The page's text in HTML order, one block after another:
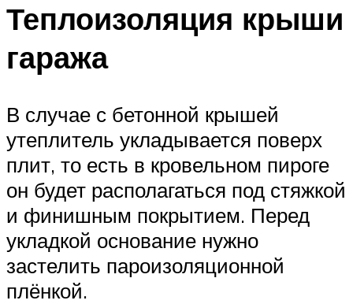
Теплоизоляция крыши
гаража
В случае с бетонной крышей
утеплитель укладывается поверх
плит, то есть в кровельном пироге
он будет располагаться под стяжкой
и финишным покрытием. Перед
укладкой основание нужно
застелить пароизоляционной
плёнкой.